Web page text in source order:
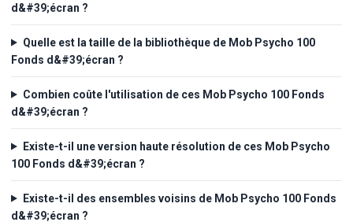
d&#39;écran ?
Quelle est la taille de la bibliothèque de Mob Psycho 100
Fonds d&#39;écran ?
Combien coûte l'utilisation de ces Mob Psycho 100 Fonds
d&#39;écran ?
Existe-t-il une version haute résolution de ces Mob Psycho
100 Fonds d&#39;écran ?
Existe-t-il des ensembles voisins de Mob Psycho 100 Fonds
d&#39;écran ?